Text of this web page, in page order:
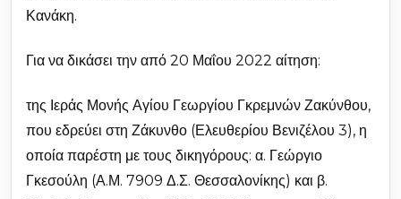
Κανάκη.
Για να δικάσει την από 20 Μαΐου 2022 αίτηση:
της Ιεράς Μονής Αγίου Γεωργίου Γκρεμνών Ζακύνθου,
που εδρεύει στη Ζάκυνθο (Ελευθερίου Βενιζέλου 3), η
οποία παρέστη με τους δικηγόρους: α. Γεώργιο
Γκεσούλη (Α.Μ. 7909 Δ.Σ. Θεσσαλονίκης) και β.